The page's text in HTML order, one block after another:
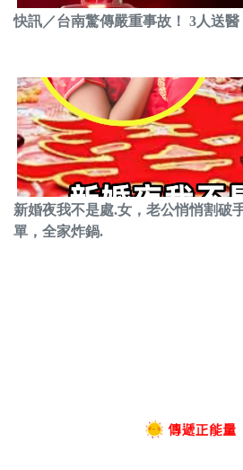
快訊／台南驚傳嚴重事故！ 3人送醫
新婚夜我不是處.女，老公悄悄割破
單，全家炸鍋.